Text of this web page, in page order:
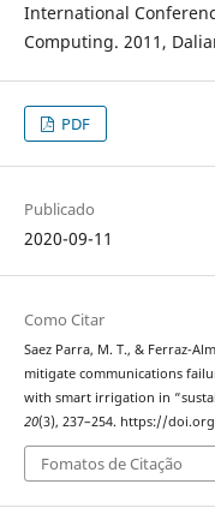
International
Computing. 2011,
PDF
Publicado
2020-09-11
Como Citar
Saez Parra, M. T., & Ferraz-
mitigate communications
with smart irrigation in
20(3), 237–254. https://
Fomatos de Citação